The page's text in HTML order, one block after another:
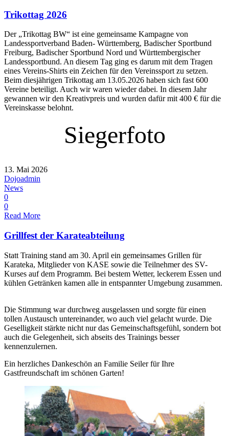
Trikottag 2026
Der „Trikottag BW“ ist eine gemeinsame Kampagne von
Landessportverband Baden- Württemberg, Badischer Sportbund
Freiburg, Badischer Sportbund Nord und Württembergischer
Landessportbund. An diesem Tag ging es darum mit dem Tragen
eines Vereins-Shirts ein Zeichen für den Vereinssport zu setzen.
Beim diesjährigen Trikottag am 13.05.2026 haben sich fast 600
Vereine beteiligt. Auch wir waren wieder dabei. In diesem Jahr
gewannen wir den Kreativpreis und wurden dafür mit 400 € für die
Vereinskasse belohnt.
Siegerfoto
13. Mai 2026
Dojoadmin
News
0
0
Read More
Grillfest der Karateabteilung
Statt Training stand am 30. April ein gemeinsames Grillen für
Karateka, Mitglieder von KASE sowie die Teilnehmer des SV-
Kurses auf dem Programm. Bei bestem Wetter, leckerem Essen und
kühlen Getränken kamen alle in entspannter Umgebung zusammen.
Die Stimmung war durchweg ausgelassen und sorgte für einen
tollen Austausch untereinander, wo auch viel gelacht wurde. Die
Geselligkeit stärkte nicht nur das Gemeinschaftsgefühl, sondern bot
auch die Gelegenheit, sich abseits des Trainings besser
kennenzulernen.
Ein herzliches Dankeschön an Familie Seiler für Ihre
Gastfreundschaft im schönen Garten!